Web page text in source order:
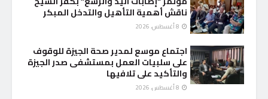
ناقش أهمية التأهيل والتدخل المبكر
اجتماع موسع لمدير صحة الجيزة للوقوف
على سلبيات العمل بمستشفى صدر الجيزة
والتأكيد على تلافيها